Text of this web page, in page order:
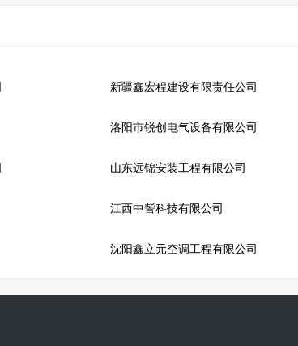
新疆鑫宏程建设有限责任公司
洛阳市锐创电气设备有限公司
山东远锦安装工程有限公司
江西中訾科技有限公司
沈阳鑫立元空调工程有限公司